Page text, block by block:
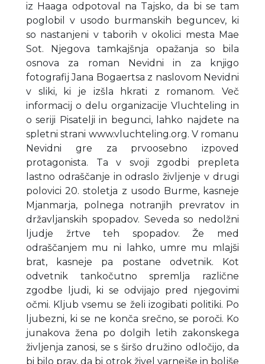
iz Haaga odpotoval na Tajsko, da bi se tam
poglobil v usodo burmanskih beguncev, ki
so nastanjeni v taborih v okolici mesta Mae
Sot. Njegova tamkajšnja opažanja so bila
osnova za roman Nevidni in za knjigo
fotografij Jana Bogaertsa z naslovom Nevidni
v sliki, ki je izšla hkrati z romanom. Več
informacij o delu organizacije Vluchteling in
o seriji Pisatelji in begunci, lahko najdete na
spletni strani www.vluchteling.org. V romanu
Nevidni gre za prvoosebno izpoved
protagonista. Ta v svoji zgodbi prepleta
lastno odraščanje in odraslo življenje v drugi
polovici 20. stoletja z usodo Burme, kasneje
Mjanmarja, polnega notranjih prevratov in
državljanskih spopadov. Seveda so nedolžni
ljudje žrtve teh spopadov. Že med
odraščanjem mu ni lahko, umre mu mlajši
brat, kasneje pa postane odvetnik. Kot
odvetnik tankočutno spremlja različne
zgodbe ljudi, ki se odvijajo pred njegovimi
očmi. Kljub vsemu se želi izogibati politiki. Po
ljubezni, ki se ne konča srečno, se poroči. Ko
junakova žena po dolgih letih zakonskega
življenja zanosi, se s širšo družino odločijo, da
bi bilo prav, da bi otrok živel varnejše in boljše